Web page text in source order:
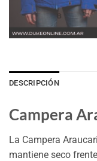
DESCRIPCIÓN
Campera
La Campera
mantiene seco